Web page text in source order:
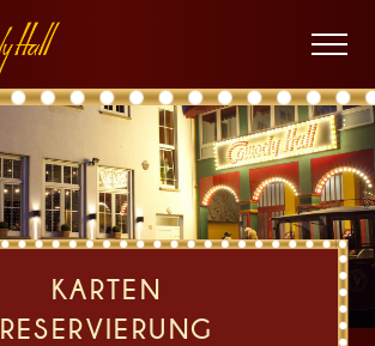
Menü
KARTEN
RESERVIERUNG